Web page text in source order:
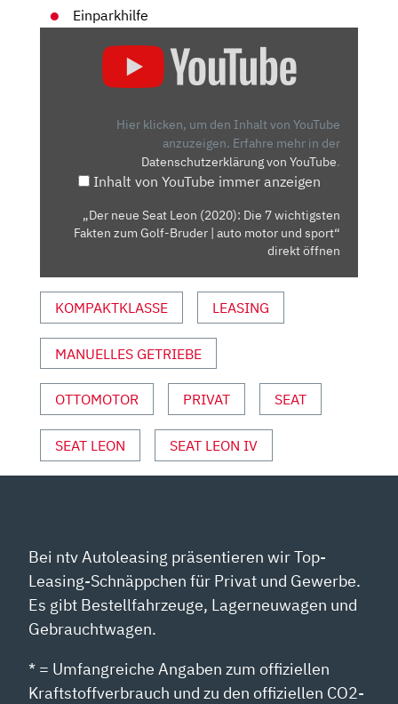
Einparkhilfe
WICHTIGSTEN
FAKTEN
|
AUTO
MOTOR
UND
VON
YOUTUBE
ANZEIGEN
Hier klicken, um den Inhalt von YouTube
anzuzeigen. Erfahre mehr in der
Datenschutzerklärung von YouTube.
Inhalt von YouTube immer anzeigen
„Der neue Seat Leon (2020): Die 7 wichtigsten
Fakten zum Golf-Bruder | auto motor und sport“
direkt öffnen
KOMPAKTKLASSE LEASING
MANUELLES GETRIEBE
OTTOMOTOR PRIVAT SEAT
SEAT LEON SEAT LEON IV
Bei ntv Autoleasing präsentieren wir Top-
Leasing-Schnäppchen für Privat und Gewerbe.
Es gibt Bestellfahrzeuge, Lagerneuwagen und
Gebrauchtwagen.
* = Umfangreiche Angaben zum offiziellen
Kraftstoffverbrauch und zu den offiziellen CO2-